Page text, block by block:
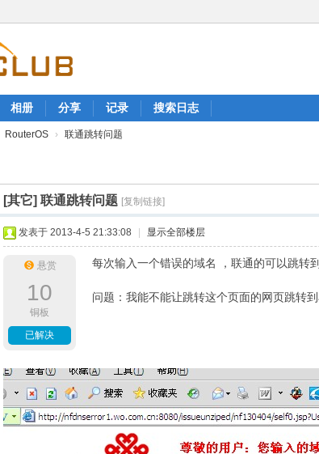
相册 分享 记录 搜索日志
RouterOS › 联通跳转问题
[其它]联通跳转问题 [复制链接]
发表于 2013-4-5 21:33:08 显示全部楼层
悬赏
10
铜板
已解决
每次输入一个错误的域名 ，联通的可以跳转
问题：我能不能让跳转这个页面的网页跳转